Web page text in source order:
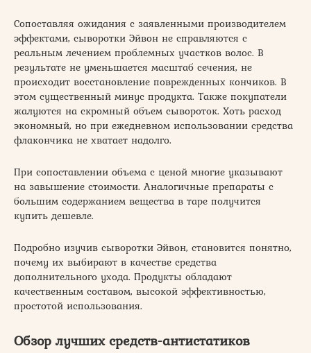
Сопоставляя ожидания с заявленными производителем
эффектами, сыворотки Эйвон не справляются с
реальным лечением проблемных участков волос. В
результате не уменьшается масштаб сечения, не
происходит восстановление поврежденных кончиков. В
этом существенный минус продукта. Также покупатели
жалуются на скромный объем сывороток. Хоть расход
экономный, но при ежедневном использовании средства
флакончика не хватает надолго.
При сопоставлении объема с ценой многие указывают
на завышение стоимости. Аналогичные препараты с
большим содержанием вещества в таре получится
купить дешевле.
Подробно изучив сыворотки Эйвон, становится понятно,
почему их выбирают в качестве средства
дополнительного ухода. Продукты обладают
качественным составом, высокой эффективностью,
простотой использования.
Обзор лучших средств-антистатиков